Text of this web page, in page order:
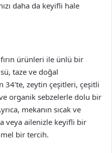
daha da keyifli hale
ürünleri ile ünlü bir
taze ve doğal
34’te, zeytin çeşitleri, çeşitli
organik sebzelerle dolu bir
mekanın sıcak ve
veya ailenizle keyifli bir
bir tercih.